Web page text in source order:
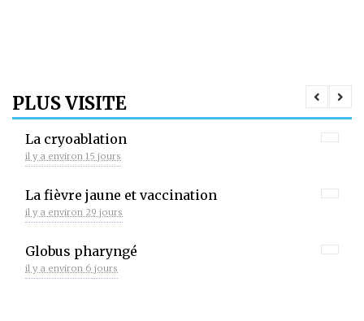
PLUS VISITE
La cryoablation
il y a environ 15 jours
La fièvre jaune et vaccination
il y a environ 29 jours
Globus pharyngé
il y a environ 6 jours